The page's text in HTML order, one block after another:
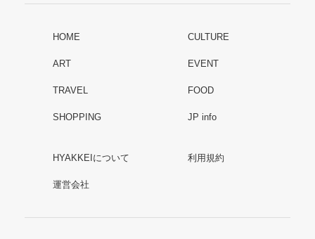
HOME CULTURE
ART EVENT
TRAVEL FOOD
SHOPPING JP info
HYAKKEIについて 利用規約
運営会社